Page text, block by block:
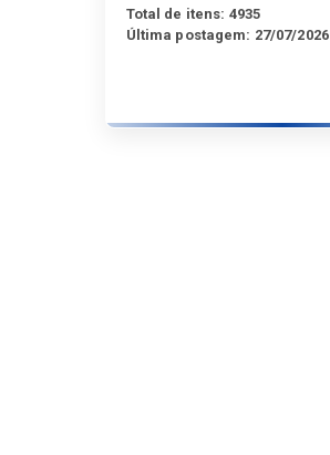
Total de itens: 4935
Última postagem: 27/07/2026